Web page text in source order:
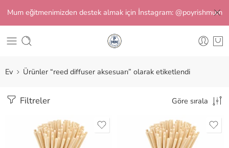
Mum eğitmenimizden destek almak için İnstagram: @poyrishmum
Ev Ürünler “reed diffuser aksesuarı” olarak etiketlendi
Filtreler Göre sırala